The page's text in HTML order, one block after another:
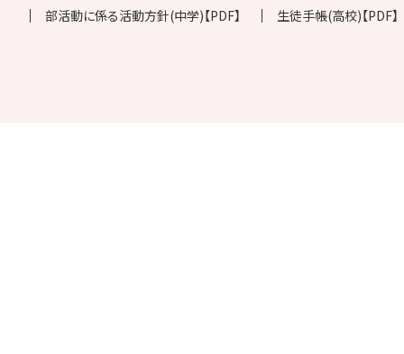
部活動に係る活動方針(中学)【PDF】
生徒手帳(高校)【PDF】